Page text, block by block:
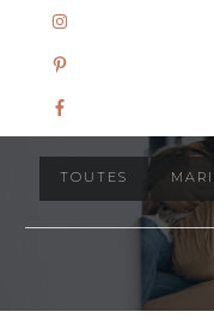
Journal
TOUTES